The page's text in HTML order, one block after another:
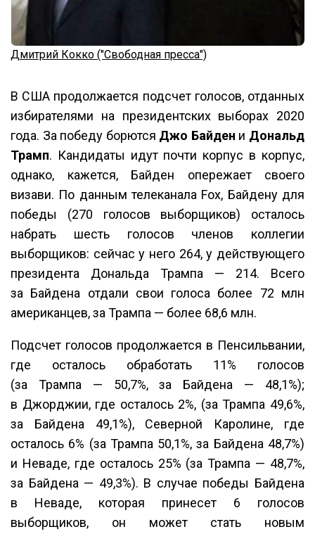
Дмитрий Кокко ("Свободная пресса")
В США продолжается подсчет голосов, отданных
избирателями на президентских выборах 2020
года. За победу борются Джо Байден и Дональд
Трамп. Кандидаты идут почти корпус в корпус,
однако, кажется, Байден опережает своего
визави. По данным телеканала Fox, Байдену для
победы (270 голосов выборщиков) осталось
набрать шесть голосов членов коллегии
выборщиков: сейчас у него 264, у действующего
президента Дональда Трампа — 214. Всего
за Байдена отдали свои голоса более 72 млн
американцев, за Трампа — более 68,6 млн.
Подсчет голосов продолжается в Пенсильвании,
где осталось обработать 11% голосов
(за Трампа — 50,7%, за Байдена — 48,1%);
в Джорджии, где осталось 2%, (за Трампа 49,6%,
за Байдена 49,1%), Северной Каролине, где
осталось 6% (за Трампа 50,1%, за Байдена 48,7%)
и Неваде, где осталось 25% (за Трампа — 48,7%,
за Байдена — 49,3%). В случае победы Байдена
в Неваде, которая принесет 6 голосов
выборщиков, он может стать новым